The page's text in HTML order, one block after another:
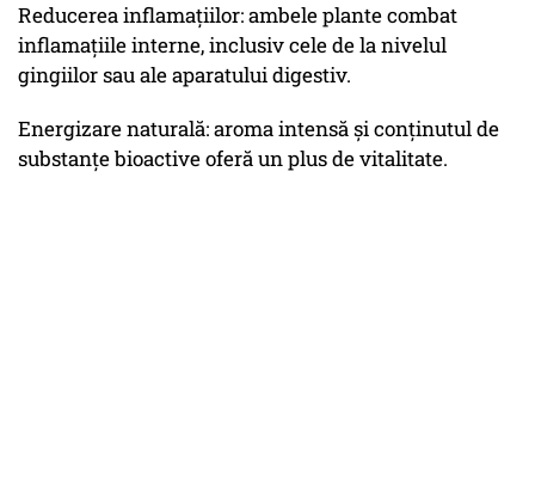
Reducerea inflamațiilor: ambele plante combat
inflamațiile interne, inclusiv cele de la nivelul
gingiilor sau ale aparatului digestiv.
Energizare naturală: aroma intensă și conținutul de
substanțe bioactive oferă un plus de vitalitate.